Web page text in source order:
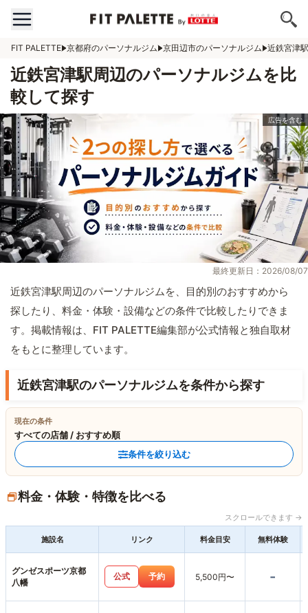
FIT PALETTE 京都府のパーソナルジム 京田辺市のパーソナルジム 近鉄宮津
近鉄宮津駅周辺のパーソナルジムを比
較して探す
最終更新日：2026/08/07
近鉄宮津駅周辺のパーソナルジムを、目的別のおすすめから
探したり、料金・体験・設備などの条件で比較したりできま
す。掲載情報は、FIT PALETTE編集部が公式情報と独自取材
をもとに整理しています。
近鉄宮津駅のパーソナルジムを条件から探す
現在の条件
すべての店舗 / おすすめ順
条件を絞り込む
料金・体験・特徴を比べる
スクロールできます →
施設名 リンク 料金目安 無料体験
グンゼスポーツ京都
八幡
公式 予約 5,500円〜 -